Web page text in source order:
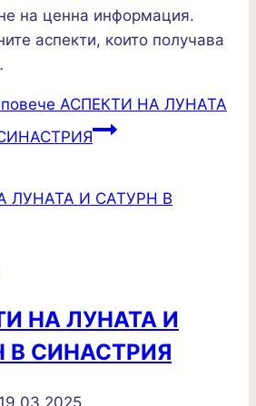
на ценна информация.
аспекти, които получава
АСПЕКТИ НА ЛУНАТА
НА ЛУНАТА И
В СИНАСТРИЯ
19.03.2025